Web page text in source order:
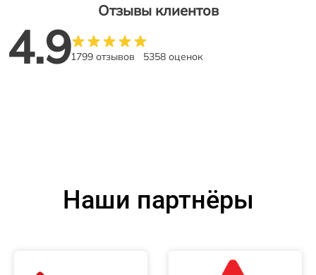
Отзывы клиентов
4.91799 отзывов 5358 оценок
Наши партнёры